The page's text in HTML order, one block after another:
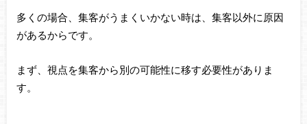
多くの場合、集客がうまくいかない時は、集客以外に原因
があるからです。
まず、視点を集客から別の可能性に移す必要性がありま
す。